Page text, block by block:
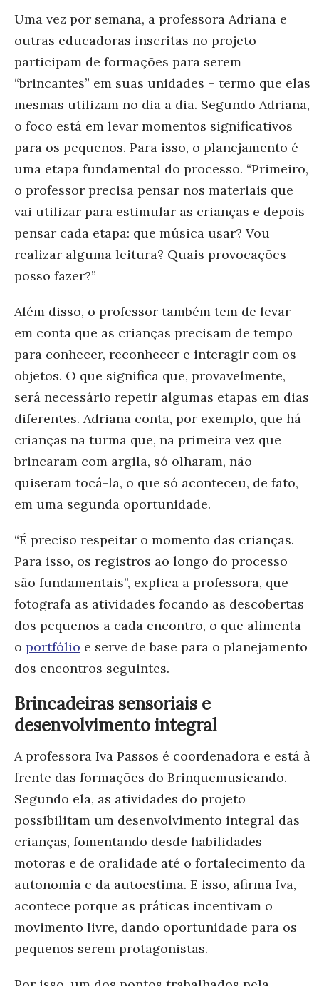
Uma vez por semana, a professora Adriana e
outras educadoras inscritas no projeto
participam de formações para serem
“brincantes” em suas unidades – termo que elas
mesmas utilizam no dia a dia. Segundo Adriana,
o foco está em levar momentos significativos
para os pequenos. Para isso, o planejamento é
uma etapa fundamental do processo. “Primeiro,
o professor precisa pensar nos materiais que
vai utilizar para estimular as crianças e depois
pensar cada etapa: que música usar? Vou
realizar alguma leitura? Quais provocações
posso fazer?”
Além disso, o professor também tem de levar
em conta que as crianças precisam de tempo
para conhecer, reconhecer e interagir com os
objetos. O que significa que, provavelmente,
será necessário repetir algumas etapas em dias
diferentes. Adriana conta, por exemplo, que há
crianças na turma que, na primeira vez que
brincaram com argila, só olharam, não
quiseram tocá-la, o que só aconteceu, de fato,
em uma segunda oportunidade.
“É preciso respeitar o momento das crianças.
Para isso, os registros ao longo do processo
são fundamentais”, explica a professora, que
fotografa as atividades focando as descobertas
dos pequenos a cada encontro, o que alimenta
o portfólio e serve de base para o planejamento
dos encontros seguintes.
Brincadeiras sensoriais e
desenvolvimento integral
A professora Iva Passos é coordenadora e está à
frente das formações do Brinquemusicando.
Segundo ela, as atividades do projeto
possibilitam um desenvolvimento integral das
crianças, fomentando desde habilidades
motoras e de oralidade até o fortalecimento da
autonomia e da autoestima. E isso, afirma Iva,
acontece porque as práticas incentivam o
movimento livre, dando oportunidade para os
pequenos serem protagonistas.